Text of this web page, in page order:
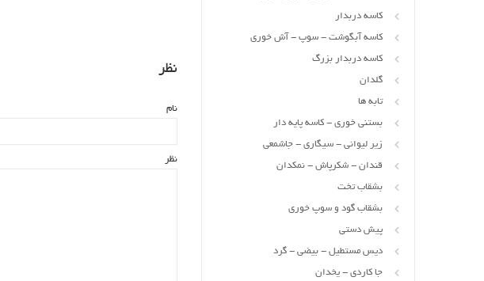
نظر
نام
نظر
کاسه دربدار
کاسه آبگوشت - سوپ - آش خوری
کاسه دربدار بزرگ
گلدان
تابه ها
بستنی خوری - کاسه پایه دار
زیر لیوانی - سیگاری - جاشمعی
قندان - شکرپاش - نمکدان
بشقاب تخت
بشقاب گود و سوپ خوری
پیش دستی
دیس مستطیل - بیضی - گرد
جا کاردی - یخدان